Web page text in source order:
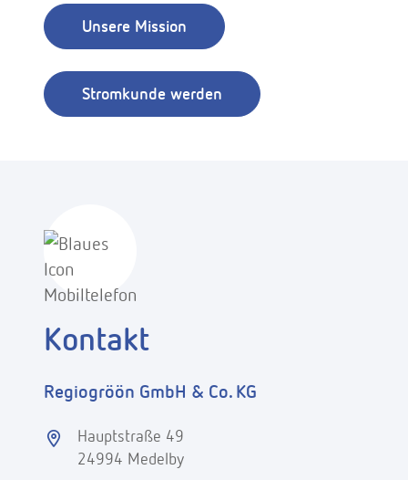
Unsere Mission
Stromkunde werden
Kontakt
Regiogröön GmbH & Co. KG
Hauptstraße 49
24994 Medelby